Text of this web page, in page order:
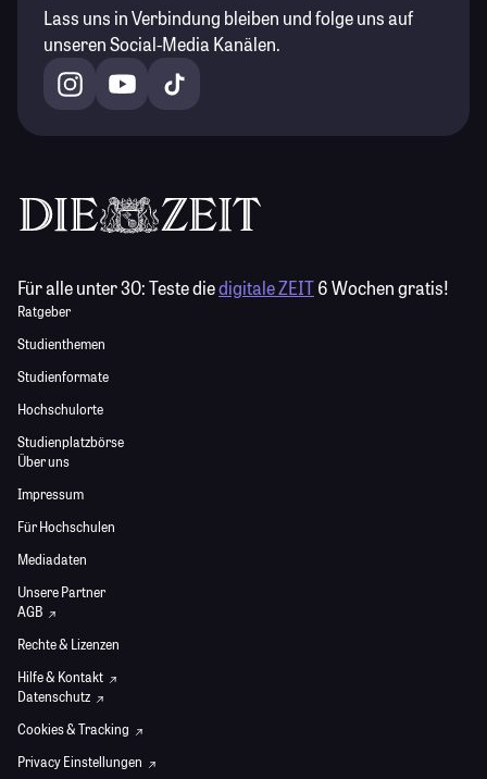
Lass uns in Verbindung bleiben und folge uns auf
unseren Social-Media Kanälen.
Für alle unter 30:Teste diedigitale ZEIT6 Wochen gratis!
Ratgeber
Studienthemen
Studienformate
Hochschulorte
Studienplatzbörse
Über uns
Impressum
Für Hochschulen
Mediadaten
Unsere Partner
AGB
Rechte & Lizenzen
Hilfe & Kontakt
Datenschutz
Cookies & Tracking
Privacy Einstellungen